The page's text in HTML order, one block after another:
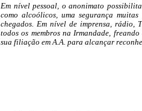
Em nível pessoal, o anonimato
como alcoólicos, uma segurança
chegados. Em nível de imprensa, rádio,
todos os membros na Irmandade,
sua filiação em A.A. para alcançar